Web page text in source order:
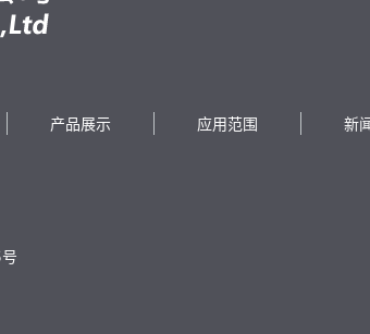
产品展示 应用范围 新